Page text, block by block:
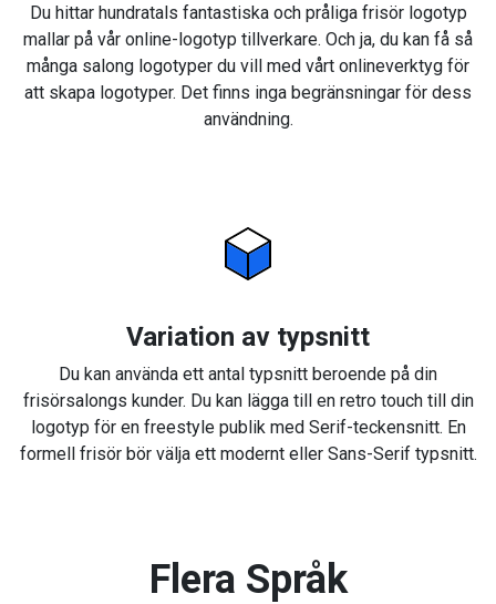
Du hittar hundratals fantastiska och pråliga frisör logotyp
mallar på vår online-logotyp tillverkare. Och ja, du kan få så
många salong logotyper du vill med vårt onlineverktyg för
att skapa logotyper. Det finns inga begränsningar för dess
användning.
Variation av typsnitt
Du kan använda ett antal typsnitt beroende på din
frisörsalongs kunder. Du kan lägga till en retro touch till din
logotyp för en freestyle publik med Serif-teckensnitt. En
formell frisör bör välja ett modernt eller Sans-Serif typsnitt.
Flera Språk